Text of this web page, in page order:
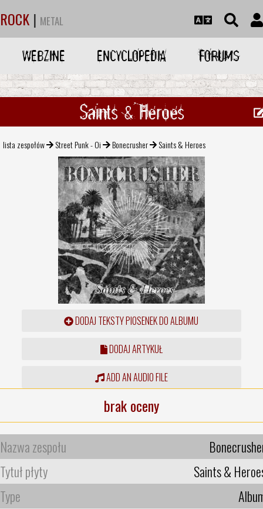
ROCK | METAL
WEBZINE ENCYCLOPEDIA FORUMS
Saints & Heroes
lista zespołów Street Punk - Oi Bonecrusher Saints & Heroes
DODAJ TEKSTY PIOSENEK DO ALBUMU
DODAJ ARTYKUŁ
ADD AN AUDIO FILE
brak oceny
Nazwa zespołu
Tytuł płyty
Saints &
Type